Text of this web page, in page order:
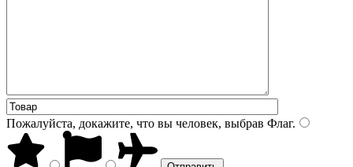
Пожалуйста, докажите, что вы человек, выбрав Флаг.